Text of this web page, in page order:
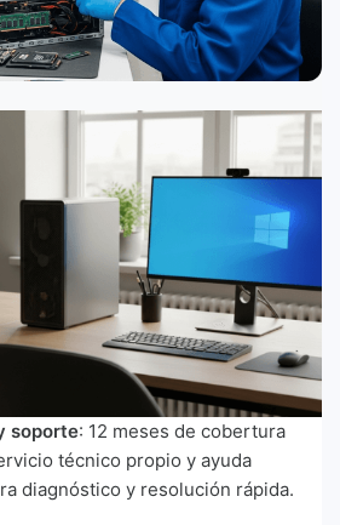
soporte: 12 meses de cobertura
técnico propio y ayuda
diagnóstico y resolución rápida.